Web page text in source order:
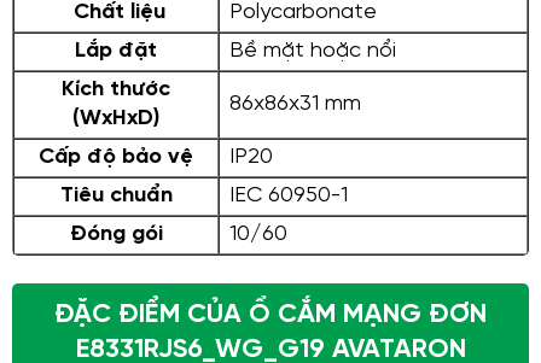
Chất liệu
Polycarbonate
Lắp đặt
Bề mặt hoặc nổi
Kích thước
(WxHxD)
86x86x31 mm
Cấp độ bảo vệ
IP20
Tiêu chuẩn
IEC 60950-1
Đóng gói
10/60
ĐẶC ĐIỂM CỦA Ổ CẮM MẠNG ĐƠN
E8331RJS6_WG_G19 AVATARON